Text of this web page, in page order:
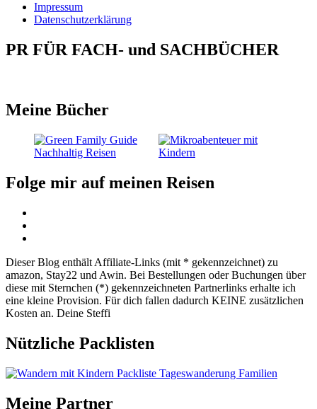
Impressum
Datenschutzerklärung
PR FÜR FACH- und SACHBÜCHER
Meine Bücher
Folge mir auf meinen Reisen
Dieser Blog enthält Affiliate-Links (mit * gekennzeichnet) zu
amazon, Stay22 und Awin. Bei Bestellungen oder Buchungen über
diese mit Sternchen (*) gekennzeichneten Partnerlinks erhalte ich
eine kleine Provision. Für dich fallen dadurch KEINE zusätzlichen
Kosten an. Deine Steffi
Nützliche Packlisten
Meine Partner